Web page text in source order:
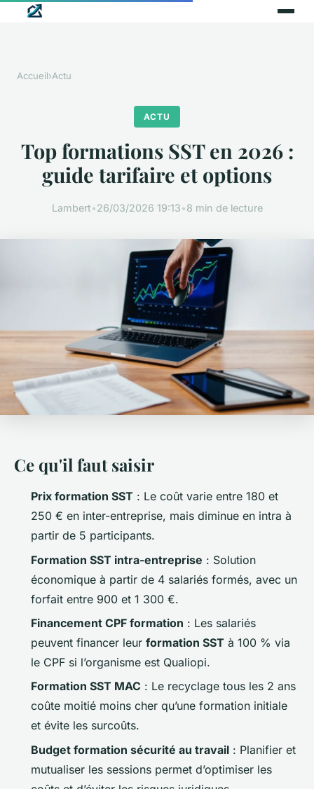
Accueil›Actu
ACTU
Top formations SST en 2026 :
guide tarifaire et options
Lambert•26/03/2026 19:13•8 min de lecture
Ce qu'il faut saisir
Prix formation SST : Le coût varie entre 180 et
250 € en inter-entreprise, mais diminue en intra à
partir de 5 participants.
Formation SST intra-entreprise : Solution
économique à partir de 4 salariés formés, avec un
forfait entre 900 et 1 300 €.
Financement CPF formation : Les salariés
peuvent financer leur formation SST à 100 % via
le CPF si l’organisme est Qualiopi.
Formation SST MAC : Le recyclage tous les 2 ans
coûte moitié moins cher qu’une formation initiale
et évite les surcoûts.
Budget formation sécurité au travail : Planifier et
mutualiser les sessions permet d’optimiser les